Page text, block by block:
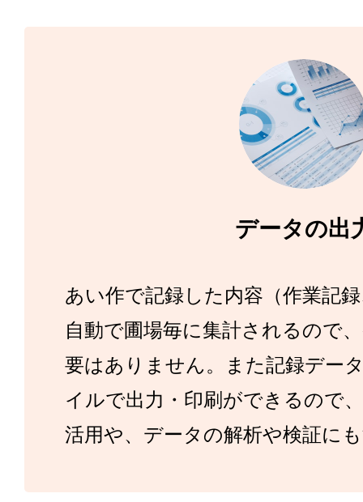
データの出
あい作で記録した内容（作業記
自動で圃場毎に集計されるので
要はありません。また記録デー
イルで出力・印刷ができるので
活用や、データの解析や検証に